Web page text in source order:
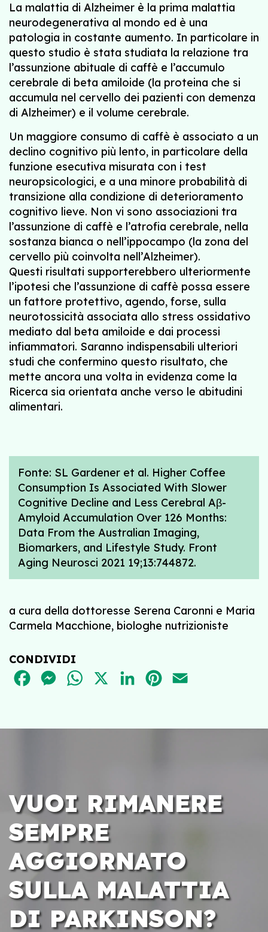
La malattia di Alzheimer è la prima malattia
neurodegenerativa al mondo ed è una
patologia in costante aumento. In particolare in
questo studio è stata studiata la relazione tra
l’assunzione abituale di caffè e l’accumulo
cerebrale di beta amiloide (la proteina che si
accumula nel cervello dei pazienti con demenza
di Alzheimer) e il volume cerebrale.
Un maggiore consumo di caffè è associato a un
declino cognitivo più lento, in particolare della
funzione esecutiva misurata con i test
neuropsicologici, e a una minore probabilità di
transizione alla condizione di deterioramento
cognitivo lieve. Non vi sono associazioni tra
l’assunzione di caffè e l’atrofia cerebrale, nella
sostanza bianca o nell’ippocampo (la zona del
cervello più coinvolta nell’Alzheimer).
Questi risultati supporterebbero ulteriormente
l’ipotesi che l’assunzione di caffè possa essere
un fattore protettivo, agendo, forse, sulla
neurotossicità associata allo stress ossidativo
mediato dal beta amiloide e dai processi
infiammatori. Saranno indispensabili ulteriori
studi che confermino questo risultato, che
mette ancora una volta in evidenza come la
Ricerca sia orientata anche verso le abitudini
alimentari.
Fonte: SL Gardener et al. Higher Coffee
Consumption Is Associated With Slower
Cognitive Decline and Less Cerebral Aβ-
Amyloid Accumulation Over 126 Months:
Data From the Australian Imaging,
Biomarkers, and Lifestyle Study. Front
Aging Neurosci 2021 19;13:744872.
a cura della dottoresse Serena Caronni e Maria
Carmela Macchione, biologhe nutrizioniste
CONDIVIDI
FACEBOOKMESSENGER
WHATSAPPLINKEDINPINTEREST
VUOI RIMANERE
SEMPRE
AGGIORNATO
SULLA MALATTIA
DI PARKINSON?